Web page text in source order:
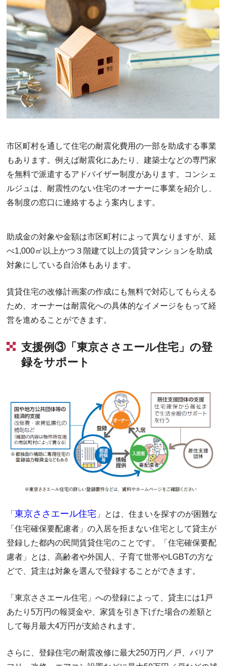
市区町村を通して住宅の耐震化費用の一部を助成する事業
もあります。例えば耐震化にあたり、建築士などの専門家
を無料で派遣するアドバイザー制度があります。コンシェ
ルジュは、耐震性のない住宅のオーナーに事業を紹介し、
各制度の窓口に連絡するよう案内します。
助成金の対象や金額は市区町村によって異なりますが、延
べ1,000㎡以上かつ３階建て以上の賃貸マンションを助成
対象にしている自治体もあります。
賃貸住宅の改修計画案の作成にも無料で対応してもらえる
ため、オーナーは耐震化への具体的なイメージをもって経
営を進めることができます。
支援例③「東京ささエール住宅」の登
録をサポート
「 東京ささエール住宅 」とは、住まいを探すのが困難な
「住宅確保要配慮者」の入居を拒まない住宅として貸主が
登録した都内の民間賃貸住宅のことです。「住宅確保要配
慮者」とは、高齢者や外国人、子育て世帯やLGBTの方な
どで、貸主は対象を選んで登録することができます。
「東京ささエール住宅」への登録によって、貸主には1戸
あたり5万円の報奨金や、家賃を引き下げた場合の差額と
して毎月最大4万円が支給されます。
さらに、登録住宅の耐震改修に最大250万円／戸、バリア